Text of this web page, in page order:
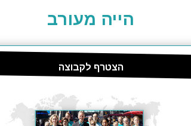
הייה מעורב
הצטרף לקבוצה